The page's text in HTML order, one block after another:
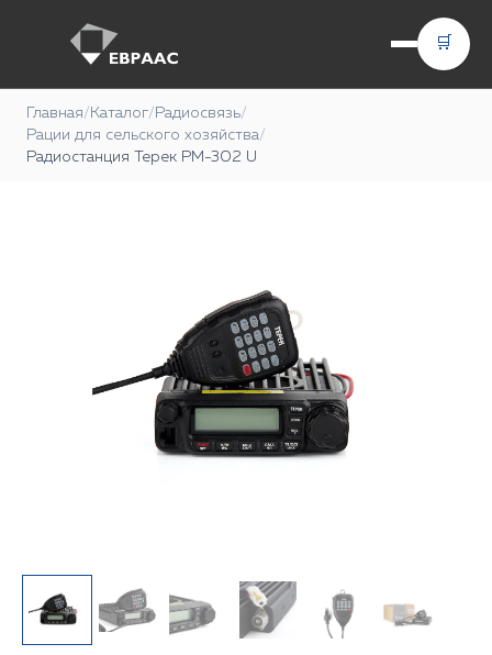
🛒
Главная/ Каталог/ Радиосвязь/
Рации для сельского хозяйства/
Радиостанция Терек РМ-302 U